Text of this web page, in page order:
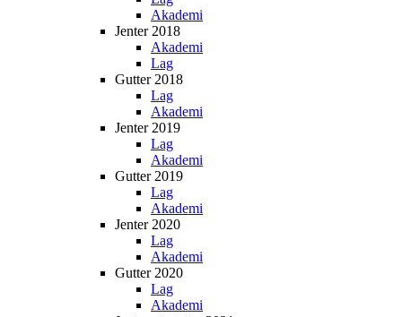
Akademi
Jenter 2018
Akademi
Lag
Gutter 2018
Lag
Akademi
Jenter 2019
Lag
Akademi
Gutter 2019
Lag
Akademi
Jenter 2020
Lag
Akademi
Gutter 2020
Lag
Akademi